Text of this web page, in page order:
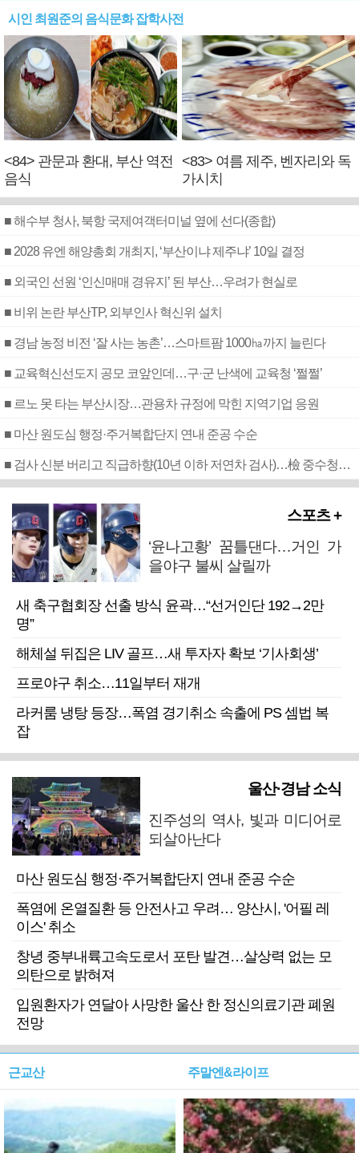
시인 최원준의 음식문화 잡학사전
<84> 관문과 환대, 부산 역전
음식
<83> 여름 제주, 벤자리와 독
가시치
■ 해수부 청사, 북항 국제여객터미널 옆에 선다(종합)
■ 2028 유엔 해양총회 개최지, ‘부산이냐 제주냐’ 10일 결정
■ 외국인 선원 ‘인신매매 경유지’ 된 부산…우려가 현실로
■ 비위 논란 부산TP, 외부인사 혁신위 설치
■ 경남 농정 비전 ‘잘 사는 농촌’…스마트팜 1000㏊까지 늘린다
■ 교육혁신선도지 공모 코앞인데…구·군 난색에 교육청 ‘쩔쩔’
■ 르노 못 타는 부산시장…관용차 규정에 막힌 지역기업 응원
■ 마산 원도심 행정·주거복합단지 연내 준공 수순
■ 검사 신분 버리고 직급하향(10년 이하 저연차 검사)…檢 중수청행 기피
스포츠 +
‘윤나고황’ 꿈틀댄다…거인 가
을야구 불씨 살릴까
새 축구협회장 선출 방식 윤곽…“선거인단 192→2만
명”
해체설 뒤집은 LIV 골프…새 투자자 확보 ‘기사회생’
프로야구 취소…11일부터 재개
라커룸 냉탕 등장…폭염 경기취소 속출에 PS 셈법 복
잡
울산·경남 소식
진주성의 역사, 빛과 미디어로
되살아난다
마산 원도심 행정·주거복합단지 연내 준공 수순
폭염에 온열질환 등 안전사고 우려… 양산시, '어필 레
이스' 취소
창녕 중부내륙고속도로서 포탄 발견…살상력 없는 모
의탄으로 밝혀져
입원환자가 연달아 사망한 울산 한 정신의료기관 폐원
전망
근교산 주말엔&라이프